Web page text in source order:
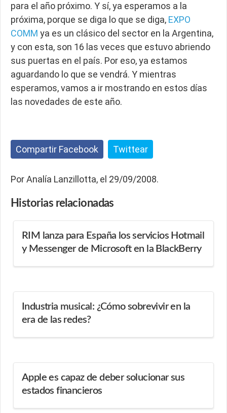
para el año próximo. Y sí, ya esperamos a la
próxima, porque se diga lo que se diga, EXPO
COMM ya es un clásico del sector en la Argentina,
y con esta, son 16 las veces que estuvo abriendo
sus puertas en el país. Por eso, ya estamos
aguardando lo que se vendrá. Y mientras
esperamos, vamos a ir mostrando en estos días
las novedades de este año.
Compartir Facebook Twittear
Por Analía Lanzillotta, el 29/09/2008.
Historias relacionadas
RIM lanza para España los servicios Hotmail
y Messenger de Microsoft en la BlackBerry
Industria musical: ¿Cómo sobrevivir en la
era de las redes?
Apple es capaz de deber solucionar sus
estados financieros